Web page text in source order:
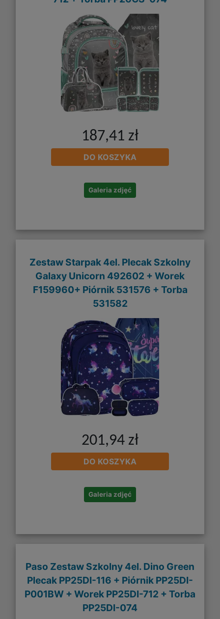
187,41 zł
DO KOSZYKA
Galeria zdjęć
Zestaw Starpak 4el. Plecak Szkolny
Galaxy Unicorn 492602 + Worek
F159960+ Piórnik 531576 + Torba
531582
201,94 zł
DO KOSZYKA
Galeria zdjęć
Paso Zestaw Szkolny 4el. Dino Green
Plecak PP25DI-116 + Piórnik PP25DI-
P001BW + Worek PP25DI-712 + Torba
PP25DI-074